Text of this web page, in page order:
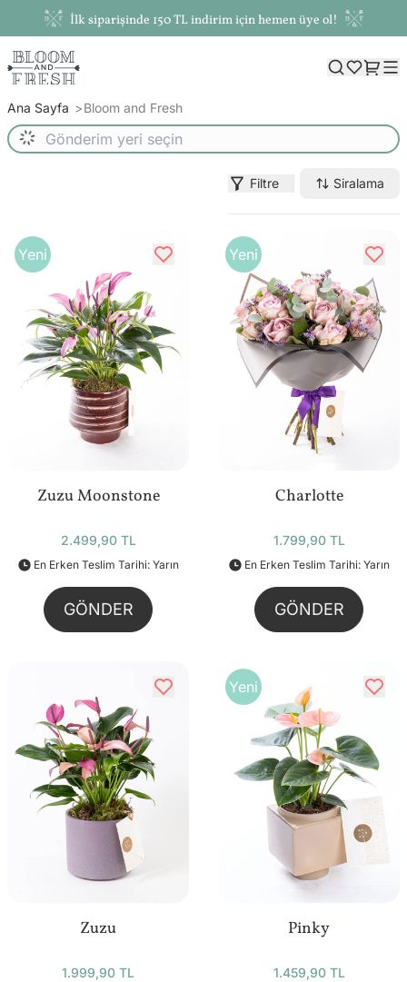
İlk siparişinde 150 TL indirim için hemen üye ol!
Ana Sayfa Bloom and Fresh
Filtre Siralama
Yeni
Zuzu Moonstone
2.499,90 TL
En Erken Teslim Tarihi: Yarın
GÖNDER
Yeni
Charlotte
1.799,90 TL
En Erken Teslim Tarihi: Yarın
GÖNDER
Zuzu
1.999,90 TL
Yeni
Pinky
1.459,90 TL